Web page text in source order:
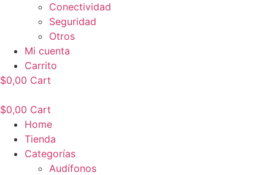
Conectividad
Seguridad
Otros
Mi cuenta
Carrito
$0,00 Cart
$0,00 Cart
Home
Tienda
Categorías
Audífonos